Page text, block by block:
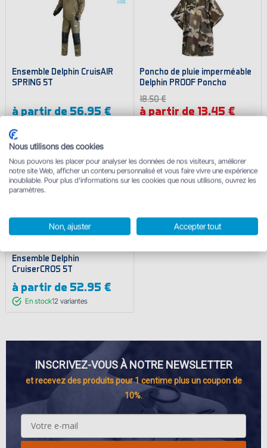
Ensemble Delphin CruisAIR
SPRING 5T
à partir de56.95 €
Poncho de pluie imperméable
Delphin PROOF Poncho
18.50 €
à partir de 13.45 €
Livraison gratuite
Ensemble Delphin
CruiserCROS 5T
à partir de 52.95 €
En stock12 variantes
INSCRIVEZ-VOUS À NOTRE NEWSLETTER
et recevez des produits pour 1 centime plus un coupon de
10%.
Nous utilisons des cookies
Nous pouvons les placer pour analyser les données de nos visiteurs, améliorer
notre site Web, afficher un contenu personnalisé et vous faire vivre une expérience
inoubliable. Pour plus d'informations sur les cookies que nous utilisons, ouvrez les
paramètres.
Non, ajuster Accepter tout